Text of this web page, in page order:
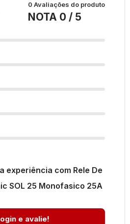
0 Avaliações do produto
NOTA 0 / 5
experiência com Rele De
SOL 25 Monofasico 25A
e avalie!